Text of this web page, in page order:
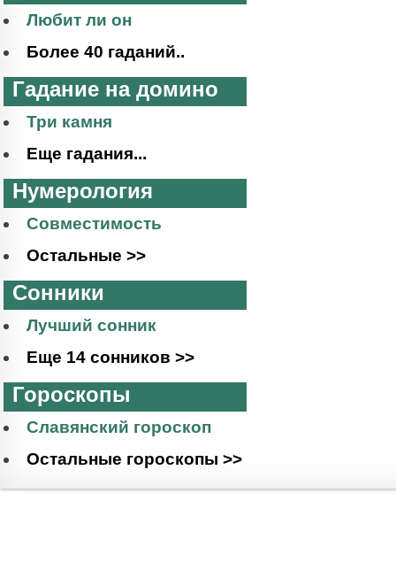
Любит ли он
Более 40 гаданий..
Гадание на домино
Три камня
Еще гадания...
Нумерология
Совместимость
Остальные >>
Сонники
Лучший сонник
Еще 14 сонников >>
Гороскопы
Славянский гороскоп
Остальные гороскопы >>